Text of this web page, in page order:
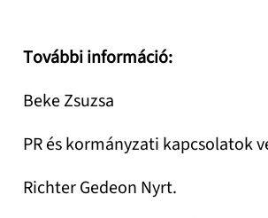
További információ:
Beke Zsuzsa
PR és kormányzati kapcsolatok
Richter Gedeon Nyrt.